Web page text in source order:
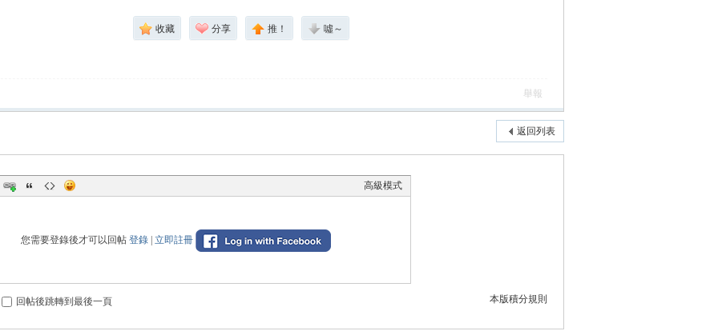
收藏 分享 推！ 噓～
舉報
返回列表
高級模式
您需要登錄後才可以回帖 登錄 立即註冊
本版積分規則
回帖後跳轉到最後一頁